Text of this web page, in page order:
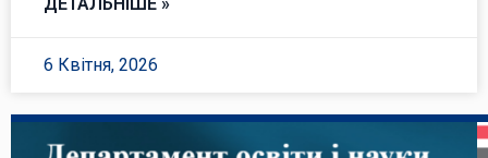
6 Квітня, 2026